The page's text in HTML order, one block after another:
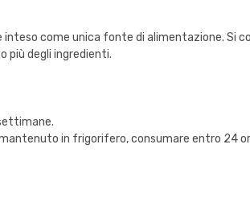
come unica fonte di alimentazione. Si
più degli ingredienti.
in frigorifero, consumare entro 24